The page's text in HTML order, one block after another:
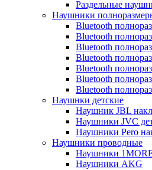
Раздельные
Наушники
Bluetooth
Bluetooth
Bluetooth
Bluetooth
Bluetooth
Bluetooth
Bluetooth
Наушнки детские
Наушник JBL
Наушники JVC
Наушники Pero
Наушники проводные
Наушники
Наушники AKG